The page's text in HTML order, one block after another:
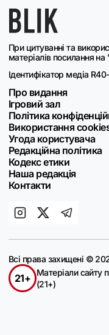
При цитуванні та
матеріалів посилання
Ідентифікатор медіа
Про видання
Ігровий зал
Політика
Використання
Угода користувача
Редакційна політика
Кодекс етики
Наша редакція
Контакти
Всі права захищені ©
21+
Матеріали сайту
(21+)